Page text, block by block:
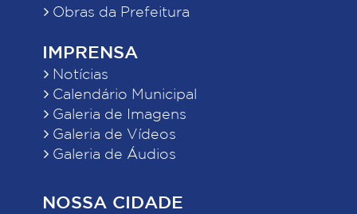
Obras da Prefeitura
IMPRENSA
Notícias
Calendário Municipal
Galeria de Imagens
Galeria de Vídeos
Galeria de Áudios
NOSSA CIDADE